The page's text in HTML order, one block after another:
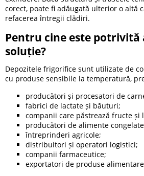
corect, poate fi adăugată ulterior o altă
refacerea întregii clădiri.
Pentru cine este potrivită
soluție?
Depozitele frigorifice sunt utilizate de
cu produse sensibile la temperatură,
producători și procesatori de
fabrici de lactate și băuturi;
companii care păstrează fructe și
producători de alimente
întreprinderi agricole;
distribuitori și operatori logistici;
companii farmaceutice;
exportatori de produse